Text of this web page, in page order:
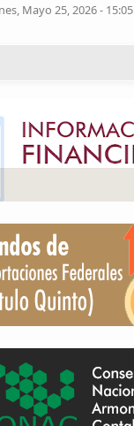
Mayo 25, 2026 - 15:05